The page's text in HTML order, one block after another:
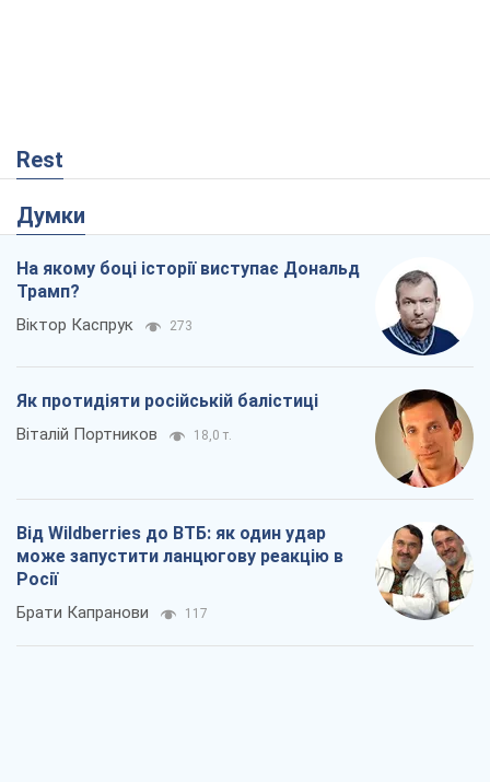
Rest
Думки
На якому боці історії виступає Дональд
Трамп?
Віктор Каспрук 273
Як протидіяти російській балістиці
Віталій Портников 18,0 т.
Від Wildberries до ВТБ: як один удар
може запустити ланцюгову реакцію в
Росії
Брати Капранови 117